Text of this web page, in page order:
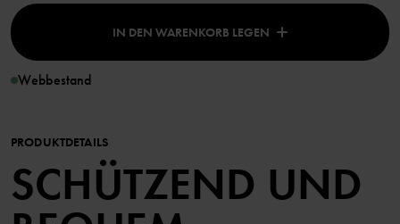
IN DEN WARENKORB LEGEN
Webbestand
PRODUKTDETAILS
SCHÜTZEND UND